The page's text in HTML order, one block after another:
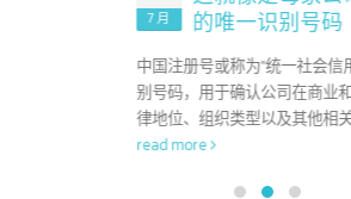
了解中国注册号也被称为”
这就像是每家公司的身份